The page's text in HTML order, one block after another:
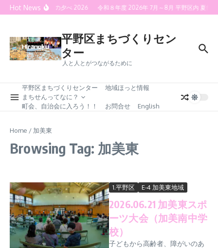
Skip to content
Hot News喜連灯火の夕べ 2026 令和８年度 2026年 7月～8月 平野区内 夏祭
平野区まちづくりセン
ター
人と人とがつながるために
平野区まちづくりセンター
地域ほっと情報
まちせんってなに？
町会、自治会に入ろう！！
お問合せ English
Home / 加美東
Browsing Tag: 加美東
1.平野区 E-4 加美東地域
2026.06.21 加美東スポ
ーツ大会（加美南中学
校）
子どもから高齢者、障がいのあ